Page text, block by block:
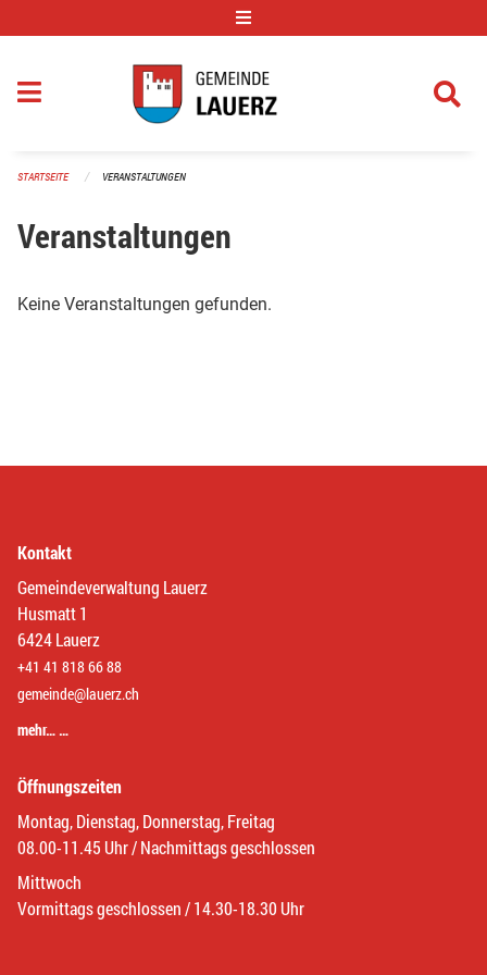
STARTSEITE VERANSTALTUNGEN
Veranstaltungen
Keine Veranstaltungen gefunden.
Kontakt
Gemeindeverwaltung Lauerz
Husmatt 1
6424 Lauerz
+41 41 818 66 88
gemeinde@lauerz.ch
mehr… …
Öffnungszeiten
Montag, Dienstag, Donnerstag, Freitag
08.00-11.45 Uhr / Nachmittags geschlossen
Mittwoch
Vormittags geschlossen / 14.30-18.30 Uhr